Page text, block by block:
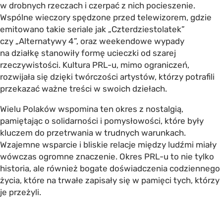
w drobnych rzeczach i czerpać z nich pocieszenie.
Wspólne wieczory spędzone przed telewizorem, gdzie
emitowano takie seriale jak „Czterdziestolatek”
czy „Alternatywy 4”, oraz weekendowe wypady
na działkę stanowiły formę ucieczki od szarej
rzeczywistości. Kultura PRL-u, mimo ograniczeń,
rozwijała się dzięki twórczości artystów, którzy potrafili
przekazać ważne treści w swoich dziełach.
Wielu Polaków wspomina ten okres z nostalgią,
pamiętając o solidarności i pomysłowości, które były
kluczem do przetrwania w trudnych warunkach.
Wzajemne wsparcie i bliskie relacje między ludźmi miały
wówczas ogromne znaczenie. Okres PRL-u to nie tylko
historia, ale również bogate doświadczenia codziennego
życia, które na trwałe zapisały się w pamięci tych, którzy
je przeżyli.